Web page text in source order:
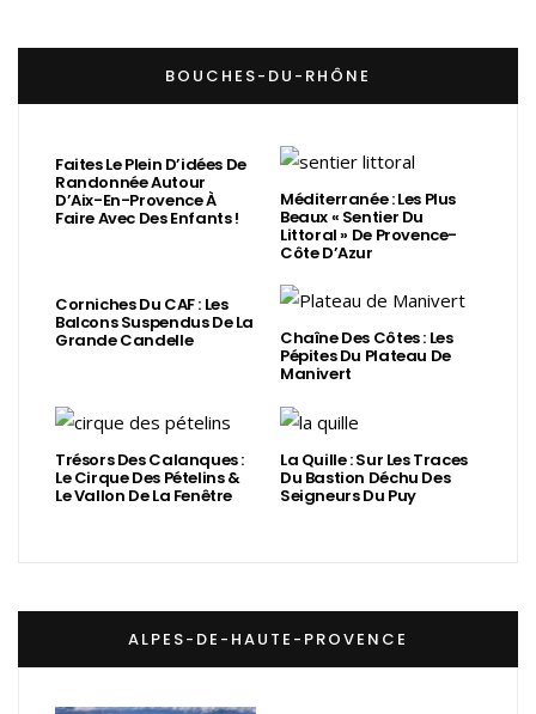
BOUCHES-DU-RHÔNE
Faites Le Plein D’idées De
Randonnée Autour
D’Aix-En-Provence À
Faire Avec Des Enfants !
Méditerranée : Les Plus
Beaux « Sentier Du
Littoral » De Provence-
Côte D’Azur
Corniches Du CAF : Les
Balcons Suspendus De La
Grande Candelle Chaîne Des Côtes : Les
Pépites Du Plateau De
Manivert
Trésors Des Calanques :
Le Cirque Des Pételins &
Le Vallon De La Fenêtre
La Quille : Sur Les Traces
Du Bastion Déchu Des
Seigneurs Du Puy
ALPES-DE-HAUTE-PROVENCE